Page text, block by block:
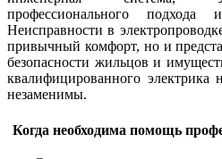
профессионального подхода
Неисправности в
привычный комфорт, но и
безопасности жильцов и
квалифицированного электрика
незаменимы.
Когда необходима помощь